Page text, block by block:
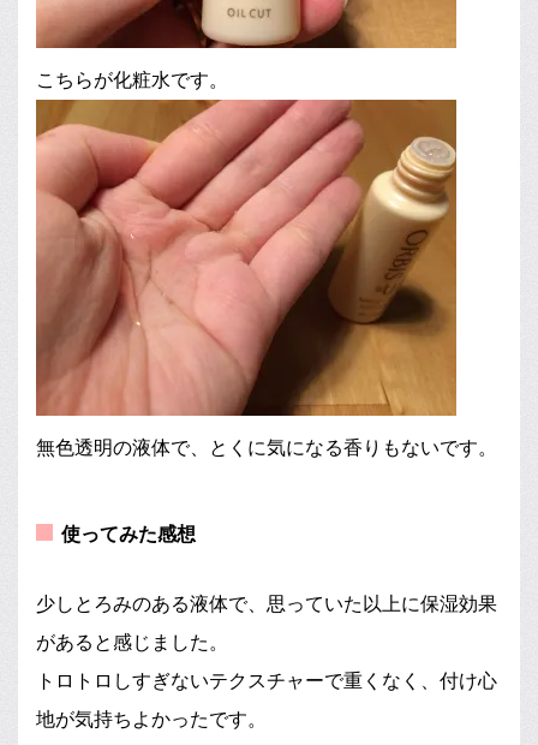
こちらが化粧水です。
無色透明の液体で、とくに気になる香りもないです。
使ってみた感想
少しとろみのある液体で、思っていた以上に保湿効果
があると感じました。
トロトロしすぎないテクスチャーで重くなく、付け心
地が気持ちよかったです。